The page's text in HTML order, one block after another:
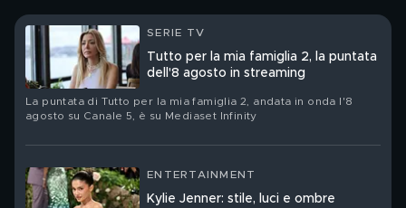
SERIE TV
Tutto per la mia famiglia 2, la puntata
dell'8 agosto in streaming
La puntata di Tutto per la mia famiglia 2, andata in onda l'8
agosto su Canale 5, è su Mediaset Infinity
ENTERTAINMENT
Kylie Jenner: stile, luci e ombre